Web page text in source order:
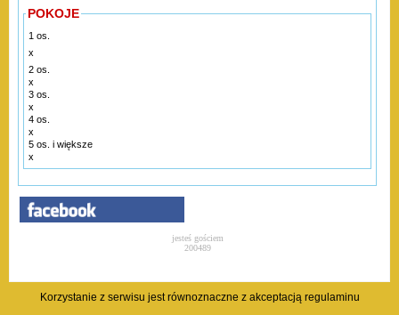
POKOJE
1 os.
x
2 os.
x
3 os.
x
4 os.
x
5 os. i większe
x
jesteś gościem
200489
Korzystanie z serwisu jest równoznaczne z akceptacją regulaminu